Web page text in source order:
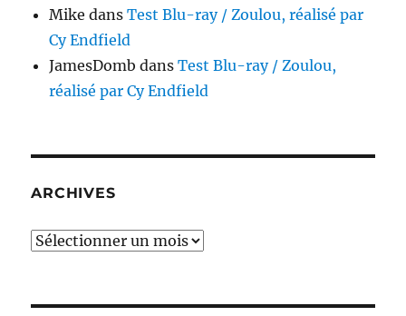
Mike dansTest Blu-ray / Zoulou, réalisé par
Cy Endfield
JamesDomb dansTest Blu-ray / Zoulou,
réalisé par Cy Endfield
ARCHIVES
Archives